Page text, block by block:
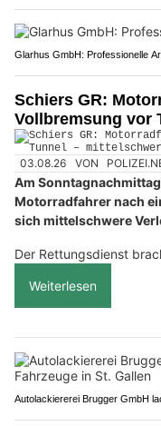
Glarhus GmbH: Professionelle
Schiers GR:
Vollbremsung vor
03.08.26 VON
Am
Motorradfahrer nach
sich mittelschwere
Der Rettungsdienst
Weiterlesen
Autolackiererei Brugger GmbH